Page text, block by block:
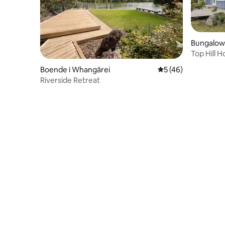
Boende i Whangārei 5 av 5 i
5 (46)
Riverside Retreat
Top Hill